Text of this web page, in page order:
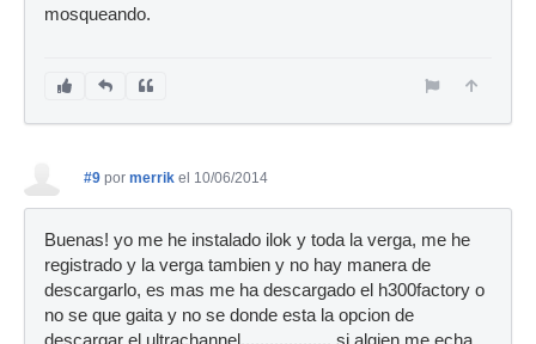
mosqueando.
#9 por merrik el 10/06/2014
Buenas! yo me he instalado ilok y toda la verga, me he
registrado y la verga tambien y no hay manera de
descargarlo, es mas me ha descargado el h300factory o
no se que gaita y no se donde esta la opcion de